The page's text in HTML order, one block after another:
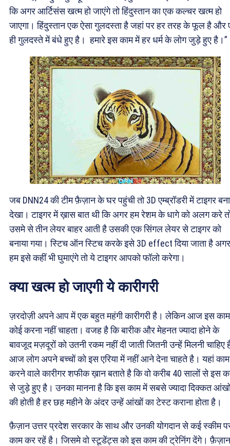
कि अगर आर्टिसंस खत्म हो जाएंगे तो हिंदुस्तान का एक कल्चर खत्म हो
जाएगा। हिंदुस्तान एक ऐसा गुलदस्ता है जहां पर हर तरह के फूल है और
ही गुलदस्ते में बंधे हुए है। हमारे इस काम में हर धर्म के लोग जुड़े हुए है।”
जब DNN24 की टीम फ़ैज़ान के घर पहुंची तो 3D एम्ब्रॉडरी में टाइगर बना
देखा। टाइगर में ख़ास बात थी कि अगर हम रेशम के धागे को अलग करे
उसमे से तीन लेयर बाहर आती है उसकी एक सिंगल लेयर से टाइगर को
बनाया गया। स्टिच ऑन स्टिच करके इसे 3D effect दिया जाता है अगर
हम इसे कहीं भी घुमाएंगे तो ये टाइगर आपको फॉलो करेगा।
क्या खत्म हो जाएगी ये कारीगरी
ज़रदोज़ी अपने आप में एक बहुत महंगी कारीगरी है। लेकिन आज इस
कोई करना नहीं चाहता। वजह है कि बारीक और मेहनत ज्यादा होने के
बावजूद मज़दूरों को उतनी रकम नहीं दी जाती जितनी उन्हें मिलनी चाहिए
आज लोग अपने बच्चों को इस एरिया में नहीं आने देना चाहते है। यहां काम
करने वाले कारीगर शफीक ख़ान बताते है कि वो करीब 40 सालों से इस
से जुड़े हुए है। उनका मानना है कि इस काम में सबसे ज्यादा दिक्कत
की होती है हर छह महीने के अंदर उन्हें आंखों का टेस्ट कराना होता है।
फ़ैज़ान उत्तर प्रदेश सरकार के साथ और उनकी योगदान से कई स्कीम
काम कर रहें है। जिसमे वो स्टूडेंट्स को इस काम की ट्रेनिंग देंगे। फ़ैज़ान